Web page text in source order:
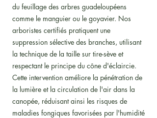
du feuillage des arbres guadeloupéens
comme le manguier ou le goyavier. Nos
arboristes certifiés pratiquent une
suppression sélective des branches, utilisant
la technique de la taille sur tire-sève et
respectant le principe du cône d'éclaircie.
Cette intervention améliore la pénétration de
la lumière et la circulation de l'air dans la
canopée, réduisant ainsi les risques de
maladies fongiques favorisées par l'humidité